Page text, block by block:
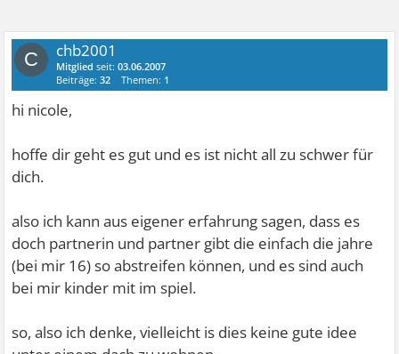
C chb2001
Mitglied seit:03.06.2007
Beiträge:32 Themen: 1
hi nicole,
hoffe dir geht es gut und es ist nicht all zu schwer für
dich.
also ich kann aus eigener erfahrung sagen, dass es
doch partnerin und partner gibt die einfach die jahre
(bei mir 16) so abstreifen können, und es sind auch
bei mir kinder mit im spiel.
so, also ich denke, vielleicht is dies keine gute idee